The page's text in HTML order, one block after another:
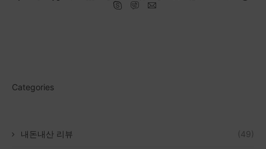
Categories
내돈내산 리뷰 (49)